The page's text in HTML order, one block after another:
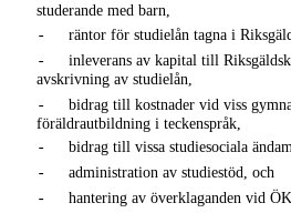
studerande med barn,
-
räntor för studielån tagna i
-
inleverans av kapital till
avskrivning av studielån,
-
bidrag till kostnader vid viss
föräldrautbildning i teckenspråk,
-
bidrag till vissa studiesociala
-
administration av studiestöd, och
-
hantering av överklaganden vid